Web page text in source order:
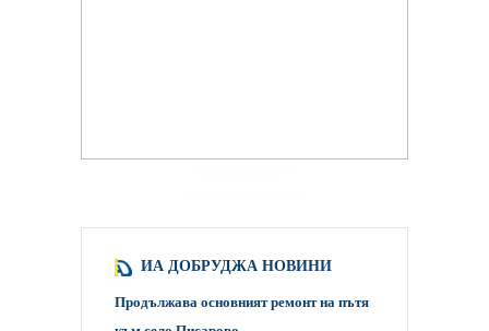
ИА ДОБРУДЖА НОВИНИ
Продължава основният ремонт на пътя